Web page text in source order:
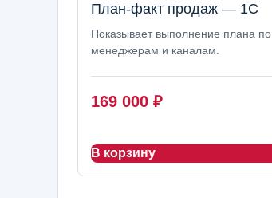
План-факт продаж — 1С
Показывает выполнение плана по
менеджерам и каналам.
169 000 ₽
В корзину